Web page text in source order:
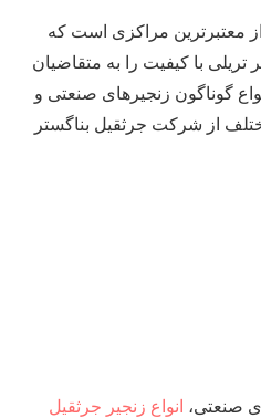
معتبرترین مراکزی است که
تریلی با کیفیت را به متقاضیان
گوناگون زنجیر‌های صنعتی و
از شرکت جرثقیل بناگستر
صنعتی، انواع زنجیر جرثقیل